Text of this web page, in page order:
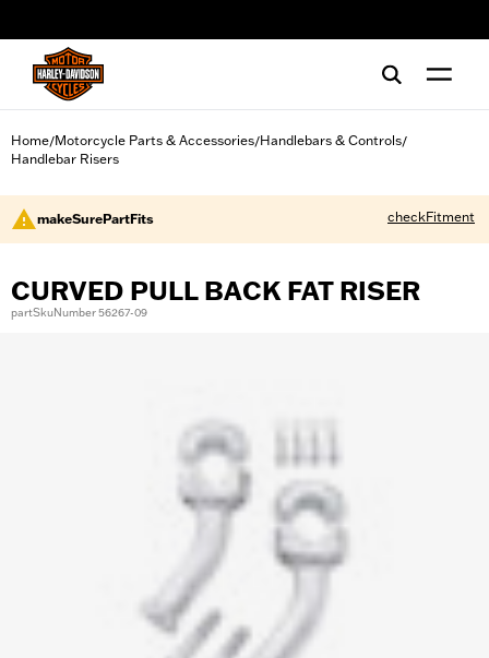
Home/Motorcycle Parts & Accessories/Handlebars & Controls/
Handlebar Risers
makeSurePartFits checkFitment
CURVED PULL BACK FAT RISER
partSkuNumber 56267-09